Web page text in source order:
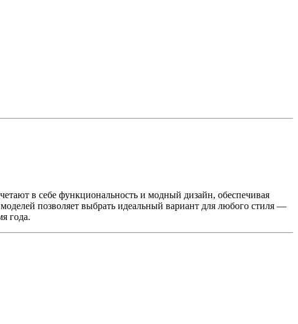
в себе функциональность и модный дизайн, обеспечивая
позволяет выбрать идеальный вариант для любого стиля —
года.